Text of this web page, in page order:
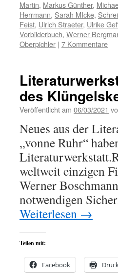
Martin, Markus Günther,
Herrmann, Sarah MIcke,
Feist, Ulrich Straeter, Ulrike
Vorbilderbuch, Werner
Oberpichler | 7 Kommentare
des
Veröffentlicht am 06/03/2021
Neues aus der
„vonne Ruhr“
weltweit einzigen
Werner
notwendigen
Weiterlesen →
Teilen mit:
Facebook